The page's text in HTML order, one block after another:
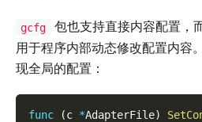
gcfg
包也支持直接内容配置，
用于程序内部动态修改配置内容
现全局的配置：
func (c *AdapterFile)